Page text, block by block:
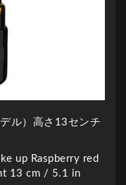
ル）高さ13センチ